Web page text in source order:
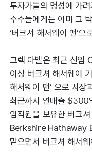
투자가들의 명성에 가
주주들에게는 이미 그
‘버크셔 해서웨이 맨’으
그렉 아벨은 최근 신임
이상 버크셔 해서웨이
해서웨이 맨’ 으로 시장
최근까지 연매출 $300
임직원을 보유한 버크
Berkshire Hathaway
맡으면서 버크셔 해서